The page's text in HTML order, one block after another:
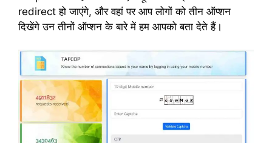
redirect हो जाएंगे, और वहां पर आप लोगों को तीन ऑप्शन
दिखेंगे उन तीनों ऑप्शन के बारे में हम आपको बता देते हैं।